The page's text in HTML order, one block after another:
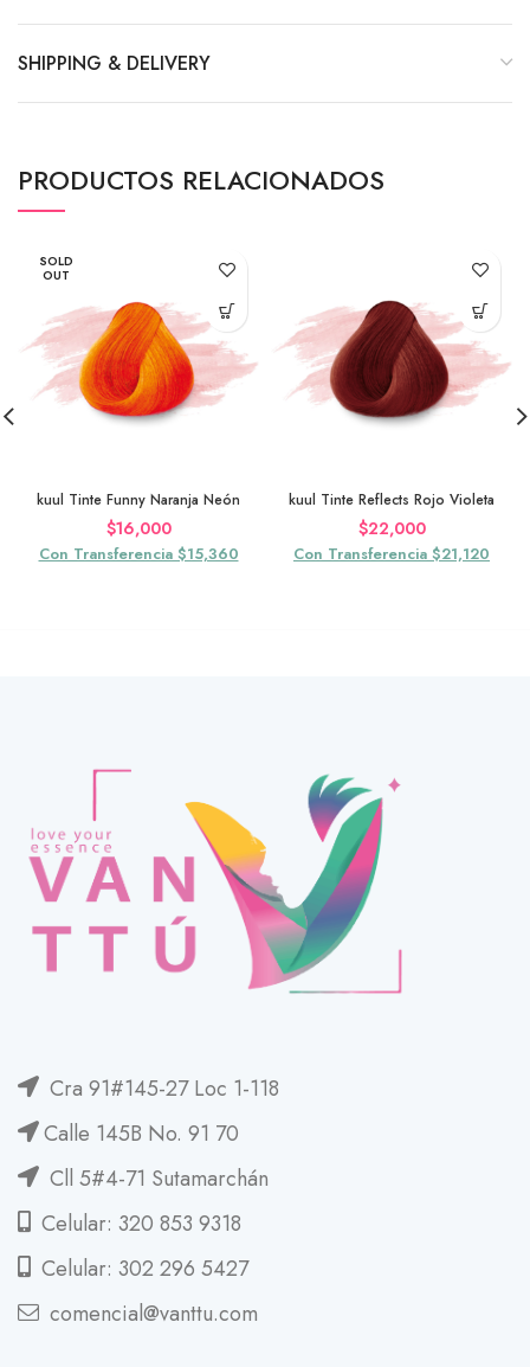
SHIPPING & DELIVERY
PRODUCTOS RELACIONADOS
SOLD
OUT
kuul Tinte Funny Naranja Neón
$16,000
Con Transferencia $15,360
kuul Tinte Reflects Rojo Violeta
$22,000
Con Transferencia $21,120
Cra 91#145-27 Loc 1-118
Calle 145B No. 91 70
Cll 5#4-71 Sutamarchán
Celular: 320 853 9318
Celular: 302 296 5427
comencial@vanttu.com